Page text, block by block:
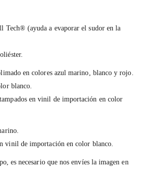
Tech® (ayuda a evaporar el sudor en la
en colores azul marino, blanco y rojo.
blanco.
en vinil de importación en color
vinil de importación en color blanco.
es necesario que nos envíes la imagen en